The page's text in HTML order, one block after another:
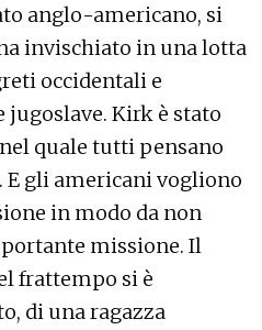
anglo-americano, si
invischiato in una lotta
occidentali e
jugoslave. Kirk è stato
quale tutti pensano
E gli americani vogliono
in modo da non
missione. Il
frattempo si è
di una ragazza